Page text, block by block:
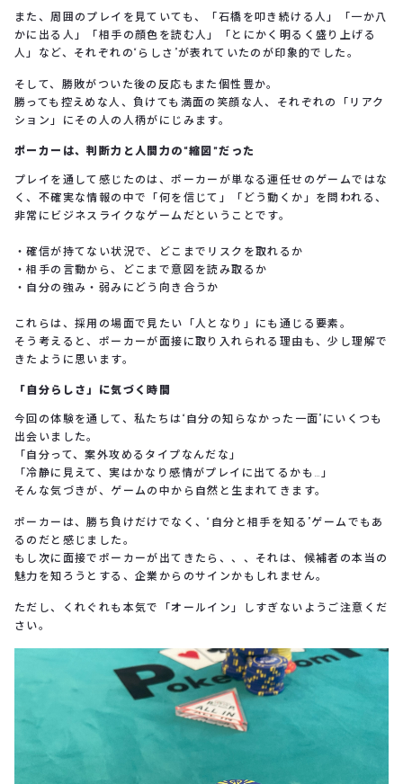
また、周囲のプレイを見ていても、「石橋を叩き続ける人」「一か八
かに出る人」「相手の顔色を読む人」「とにかく明るく盛り上げる
人」など、それぞれの“らしさ”が表れていたのが印象的でした。
そして、勝敗がついた後の反応もまた個性豊か。
勝っても控えめな人、負けても満面の笑顔な人、それぞれの「リアク
ション」にその人の人柄がにじみます。
ポーカーは、判断力と人間力の“縮図”だった
プレイを通して感じたのは、ポーカーが単なる運任せのゲームではな
く、不確実な情報の中で「何を信じて」「どう動くか」を問われる、
非常にビジネスライクなゲームだということです。
・確信が持てない状況で、どこまでリスクを取れるか
・相手の言動から、どこまで意図を読み取るか
・自分の強み・弱みにどう向き合うか
これらは、採用の場面で見たい「人となり」にも通じる要素。
そう考えると、ポーカーが面接に取り入れられる理由も、少し理解で
きたように思います。
「自分らしさ」に気づく時間
今回の体験を通して、私たちは“自分の知らなかった一面”にいくつも
出会いました。
「自分って、案外攻めるタイプなんだな」
「冷静に見えて、実はかなり感情がプレイに出てるかも…」
そんな気づきが、ゲームの中から自然と生まれてきます。
ポーカーは、勝ち負けだけでなく、“自分と相手を知る”ゲームでもあ
るのだと感じました。
もし次に面接でポーカーが出てきたら、、、それは、候補者の本当の
魅力を知ろうとする、企業からのサインかもしれません。
ただし、くれぐれも本気で「オールイン」しすぎないようご注意くだ
さい。